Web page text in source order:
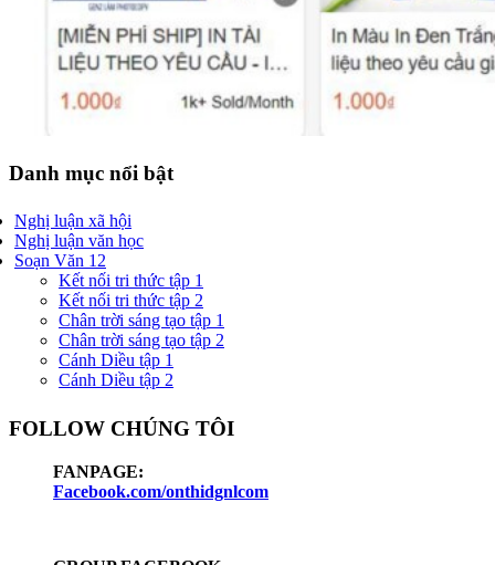
Danh mục nổi bật
Nghị luận xã hội
Nghị luận văn học
Soạn Văn 12
Kết nối tri thức tập 1
Kết nối tri thức tập 2
Chân trời sáng tạo tập 1
Chân trời sáng tạo tập 2
Cánh Diều tập 1
Cánh Diều tập 2
FOLLOW CHÚNG TÔI
FANPAGE:
Facebook.com/onthidgnlcom